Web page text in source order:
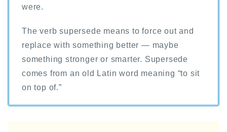
were.
The verb supersede means to force out and
replace with something better — maybe
something stronger or smarter. Supersede
comes from an old Latin word meaning “to sit
on top of.”